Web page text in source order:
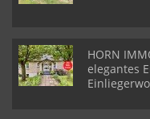
HORN
elegantes